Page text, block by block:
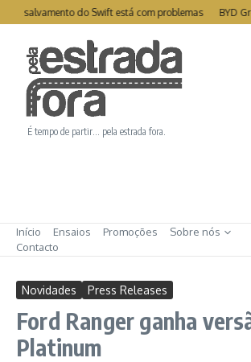
Ir para o conteúdo
de salvamento do Swift está com problemas BYD
É tempo de partir… pela estrada fora.
Início Ensaios Promoções
Sobre nós
Contacto
Novidades Press Releases
Ford Ranger ganha
Platinum